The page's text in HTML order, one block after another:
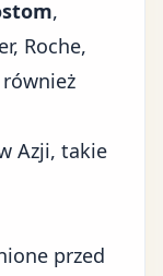
,
Roche,
Azji, takie
przed